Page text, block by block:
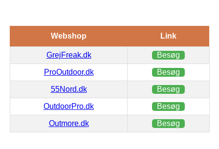
Webshop Link
GrejFreak.dk Besøg
ProOutdoor.dk Besøg
55Nord.dk Besøg
OutdoorPro.dk Besøg
Outmore.dk Besøg